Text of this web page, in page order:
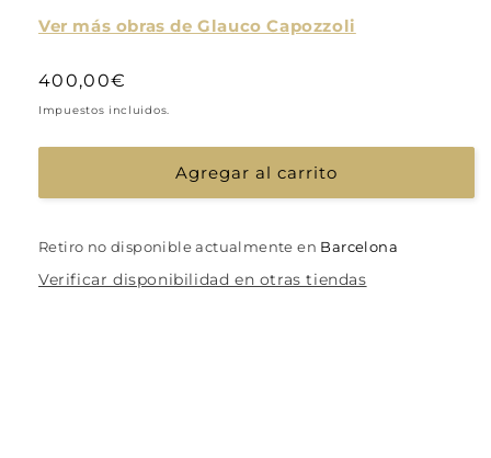
Ver más obras de Glauco Capozzoli
Precio
habitual
400,00€
Impuestos incluidos.
Agregar al carrito
Retiro no disponible actualmente en Barcelona
Verificar disponibilidad en otras tiendas